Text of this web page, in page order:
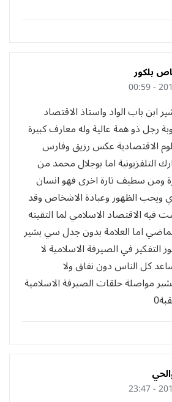
بلكور
ابن باب الواد واستاذ الاقتصاد
رجل ذو همة عالية وله معارف كبيرة
الاقتصادية عكس رزيق وفارس
اما بوجلال محمد من
ومن سطيف تارة اخرى فهو انسان
ويحب الظهور وعبادة الاشخاص وقد
الاقتصاد الاسلامي لما التقيته
الماضي اما العلامة بدون جدل سي بشير
في الصيرفة الاسلامية لا
كل الناس دون نفاق ولا
مواصلة حلقات الصيرفة الاسلامية